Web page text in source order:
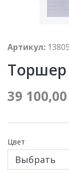
Артикул:
39 100,00
Цвет